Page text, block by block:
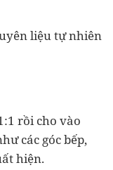
liệu tự nhiên
rồi cho vào
các góc bếp,
hiện.